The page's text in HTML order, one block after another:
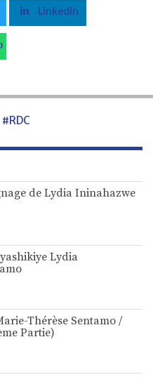
LinkedIn
#RDC
de Lydia Ininahazwe
Lydia
Thérèse Sentamo /
Partie)